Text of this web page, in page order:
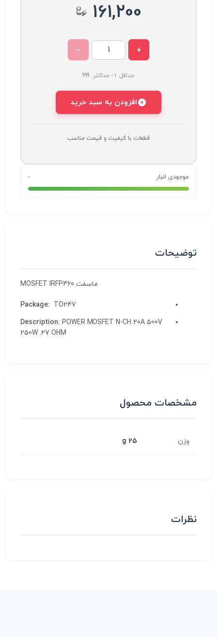
161,200
+
−
حداقل: 1 - حداکثر: 999
افزودن به سبد خرید
قطعات با کیفیت و قیمت مناسب
موجودی انبار -
توضیحات
ماسفت MOSFET IRFP460
Package: TO247
Description: POWER MOSFET N-CH 20A 500V
250W .27 OHM
مشخصات محصول
وزن 25 g
نظرات